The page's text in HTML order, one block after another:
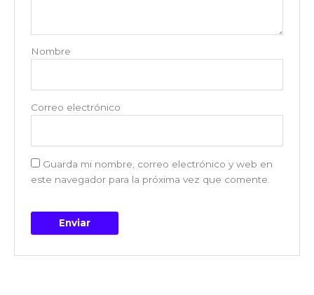
Nombre
Correo electrónico
Guarda mi nombre, correo electrónico y web en
este navegador para la próxima vez que comente.